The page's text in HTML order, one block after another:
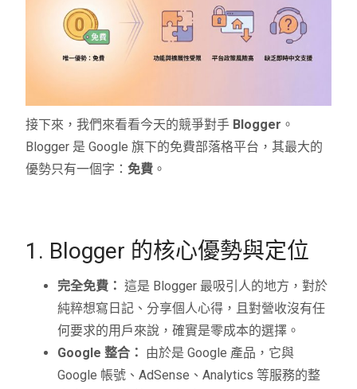
接下來，我們來看看今天的競爭對手 Blogger 。
Blogger 是 Google 旗下的免費部落格平台，其最大的
優勢只有一個字：免費 。
1. Blogger 的核心優勢與定位
完全免費： 這是 Blogger 最吸引人的地方，對於
純粹想寫日記、分享個人心得，且對營收沒有任
何要求的用戶來說，確實是零成本的選擇。
Google 整合： 由於是 Google 產品，它與
Google 帳號、AdSense、Analytics 等服務的整